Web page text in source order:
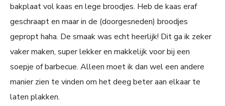
bakplaat vol kaas en lege broodjes. Heb de kaas eraf
geschraapt en maar in de (doorgesneden) broodjes
gepropt haha. De smaak was echt heerlijk! Dit ga ik zeker
vaker maken, super lekker en makkelijk voor bij een
soepje of barbecue. Alleen moet ik dan wel een andere
manier zien te vinden om het deeg beter aan elkaar te
laten plakken.